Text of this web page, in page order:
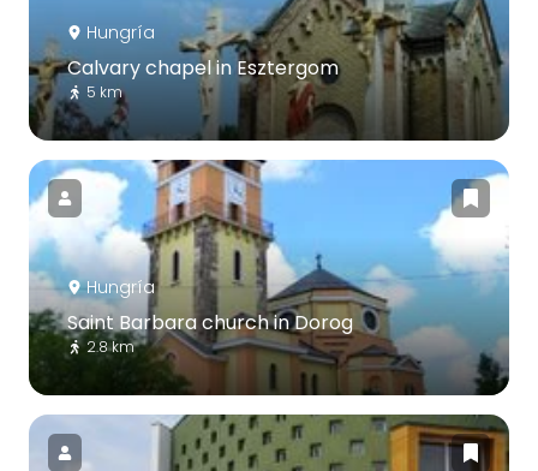
Hungría
Calvary chapel in Esztergom
5 km
Hungría
Saint Barbara church in Dorog
2.8 km